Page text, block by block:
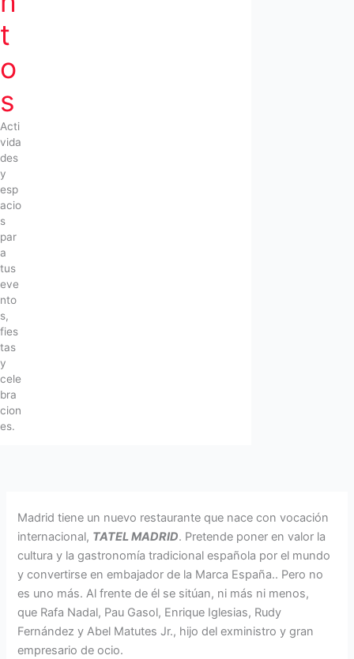
t
o
s
Acti
vida
des
y
esp
acio
s
par
a
tus
eve
nto
s,
fies
tas
y
cele
bra
cion
es.
Madrid tiene un nuevo restaurante que nace con vocación
internacional, TATEL MADRID. Pretende poner en valor la
cultura y la gastronomía tradicional española por el mundo
y convertirse en embajador de la Marca España.. Pero no
es uno más. Al frente de él se sitúan, ni más ni menos,
que Rafa Nadal, Pau Gasol, Enrique Iglesias, Rudy
Fernández y Abel Matutes Jr., hijo del exministro y gran
empresario de ocio.